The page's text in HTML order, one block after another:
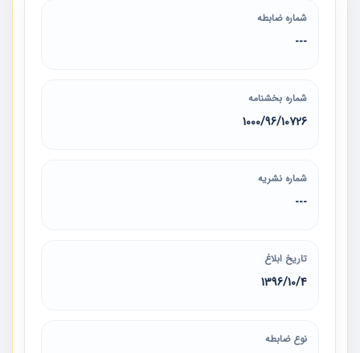
شماره ضابطه
---
شماره بخشنامه
1000/96/10726
شماره نشریه
---
تاریخ ابلاغ
1396/10/4
نوع ضابطه